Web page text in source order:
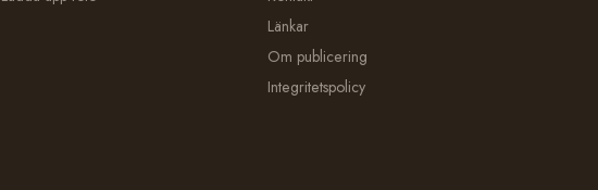
Länkar
Om publicering
Integritetspolicy